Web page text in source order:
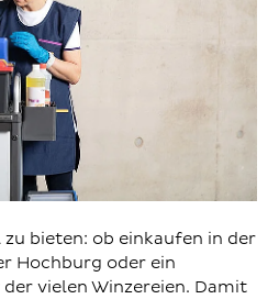
bieten: ob einkaufen in der
Hochburg oder ein
der vielen Winzereien. Damit